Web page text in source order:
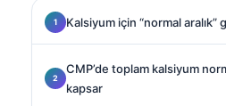
Kalsiyum için “normal
CMP’de toplam kalsiyum
kapsar